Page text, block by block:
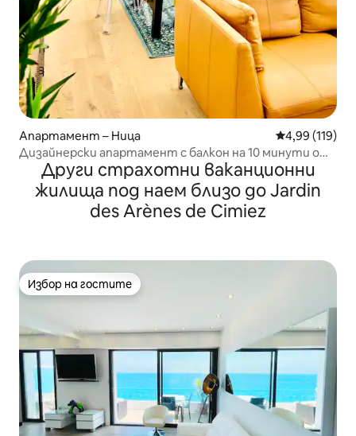
Апартамент – Ница Средна
4,99 (119)
Дизайнерски апартамент с балкон на 10 минути от
морето
Други страхотни ваканционни
жилища под наем близо до Jardin
des Arènes de Cimiez
Избор на гостите
Избор на гостите